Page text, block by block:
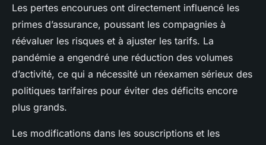
Les pertes encourues ont directement influencé les
primes d’assurance, poussant les compagnies à
réévaluer les risques et à ajuster les tarifs. La
pandémie a engendré une réduction des volumes
d’activité, ce qui a nécessité un réexamen sérieux des
politiques tarifaires pour éviter des déficits encore
plus grands.
Les modifications dans les souscriptions et les